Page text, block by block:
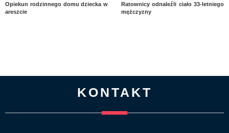
Opiekun rodzinnego domu dziecka w
areszcie
Ratownicy odnaleźli ciało 33-letniego
mężczyzny
KONTAKT